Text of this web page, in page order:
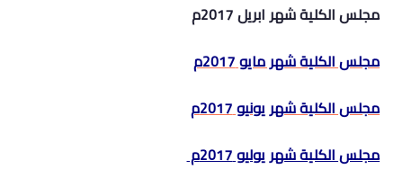
مجلس الكلية شهر ابريل 2017م
مجلس الكلية شهر مايو 2017م
مجلس الكلية شهر يونيو 2017م
مجلس الكلية شهر يوليو 2017م